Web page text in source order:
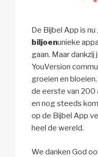
De Bijbel App is
biljoenunieke
gaan. Maar
YouVersion
groeien en
de eerste van 200
en nog steeds
op de Bijbel App
heel de wereld.
We danken God